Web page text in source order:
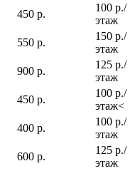
450 р.
100 р./
этаж
550 р.
150 р./
этаж
900 р.
125 р./
этаж
450 р.
100 р./
этаж<
400 р.
100 р./
этаж
600 р.
125 р./
этаж